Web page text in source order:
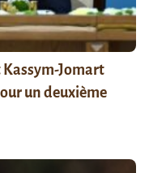
Jomart
un deuxième